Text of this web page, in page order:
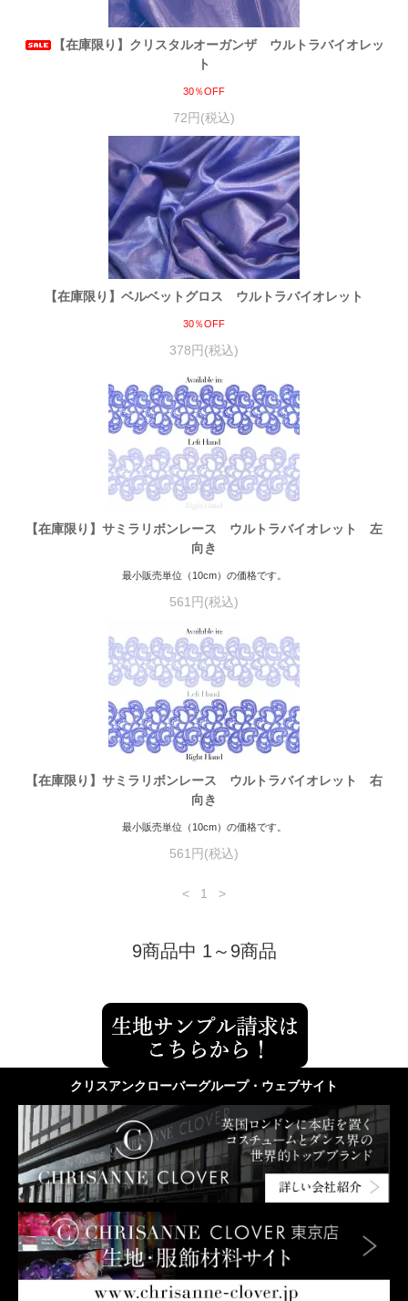
【在庫限り】クリスタルオーガンザ ウルトラバイオレッ
ト
30％OFF
72円(税込)
【在庫限り】ベルベットグロス ウルトラバイオレット
30％OFF
378円(税込)
【在庫限り】サミラリボンレース ウルトラバイオレット 左
向き
最小販売単位（10cm）の価格です。
561円(税込)
【在庫限り】サミラリボンレース ウルトラバイオレット 右
向き
最小販売単位（10cm）の価格です。
561円(税込)
< 1 >
9商品中 1～9商品
クリスアンクローバーグループ・ウェブサイト